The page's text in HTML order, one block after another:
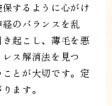
するように心がけ
のバランスを乱
起こし、薄毛を悪
ス解消法を見つ
とが大切です。定
ます。